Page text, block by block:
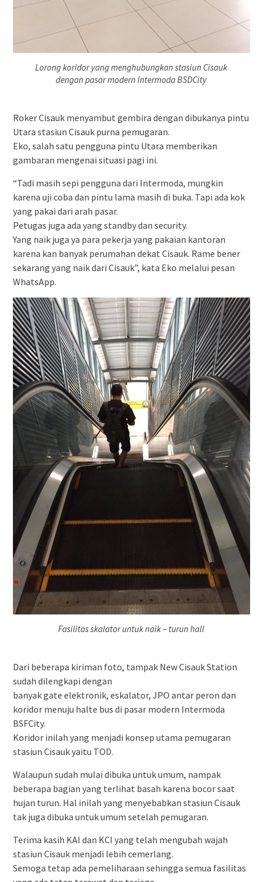
Lorong koridor yang menghubungkan stasiun Cisauk
dengan pasar modern Intermoda BSDCity
Roker Cisauk menyambut gembira dengan dibukanya pintu
Utara stasiun Cisauk purna pemugaran.
Eko, salah satu pengguna pintu Utara memberikan
gambaran mengenai situasi pagi ini.
“Tadi masih sepi pengguna dari Intermoda, mungkin
karena uji coba dan pintu lama masih di buka. Tapi ada kok
yang pakai dari arah pasar.
Petugas juga ada yang standby dan security.
Yang naik juga ya para pekerja yang pakaian kantoran
karena kan banyak perumahan dekat Cisauk. Rame bener
sekarang yang naik dari Cisauk”, kata Eko melalui pesan
WhatsApp.
Fasilitas skalator untuk naik – turun hall
Dari beberapa kiriman foto, tampak New Cisauk Station
sudah dilengkapi dengan
banyak gate elektronik, eskalator, JPO antar peron dan
koridor menuju halte bus di pasar modern Intermoda
BSFCity.
Koridor inilah yang menjadi konsep utama pemugaran
stasiun Cisauk yaitu TOD.
Walaupun sudah mulai dibuka untuk umum, nampak
beberapa bagian yang terlihat basah karena bocor saat
hujan turun. Hal inilah yang menyebabkan stasiun Cisauk
tak juga dibuka untuk umum setelah pemugaran.
Terima kasih KAI dan KCI yang telah mengubah wajah
stasiun Cisauk menjadi lebih cemerlang.
Semoga tetap ada pemeliharaan sehingga semua fasilitas